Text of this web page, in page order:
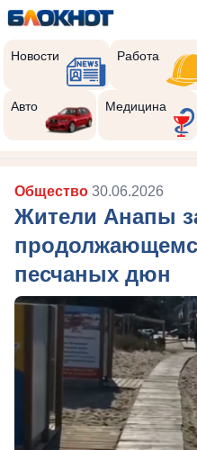
Новости Работа
Авто Медицина
Общество 30.06.2026
Жители Анапы
песчаных дюн